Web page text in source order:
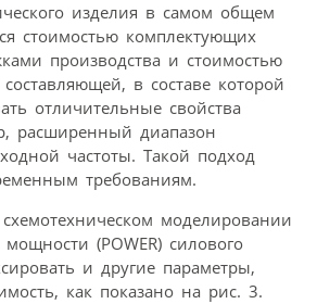
изделия в самом общем
стоимостью комплектующих
производства и стоимостью
в составе которой
отличительные свойства
расширенный диапазон
частоты. Такой подход
требованиям.
моделировании
(POWER) силового
и другие параметры,
как показано на рис. 3.